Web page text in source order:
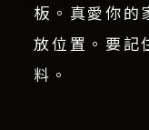
板。真愛你的
放位置。要記
料。